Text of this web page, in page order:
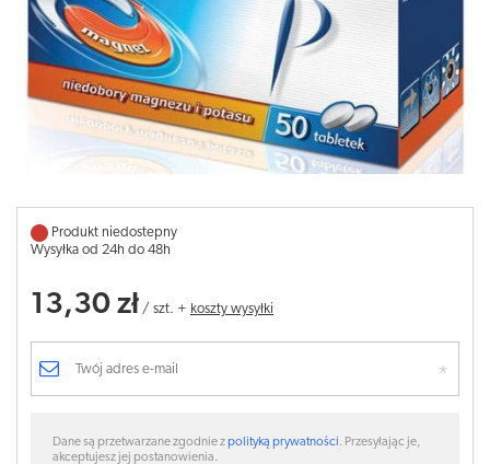
Produkt niedostepny
Wysyłka od 24h do 48h
13,30 zł / szt. + koszty wysyłki
Dane są przetwarzane zgodnie zpolityką prywatności. Przesyłając je,
akceptujesz jej postanowienia.